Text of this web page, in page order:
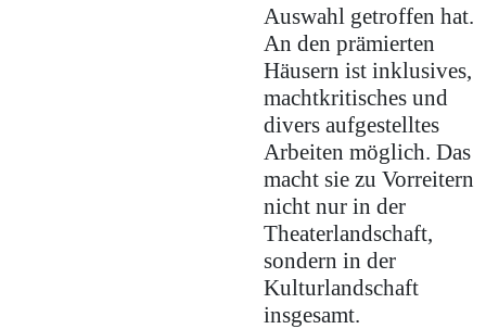
Auswahl getroffen hat.
An den prämierten
Häusern ist inklusives,
machtkritisches und
divers aufgestelltes
Arbeiten möglich. Das
macht sie zu Vorreitern
nicht nur in der
Theaterlandschaft,
sondern in der
Kulturlandschaft
insgesamt.